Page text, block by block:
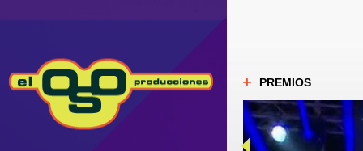
PREMIOS